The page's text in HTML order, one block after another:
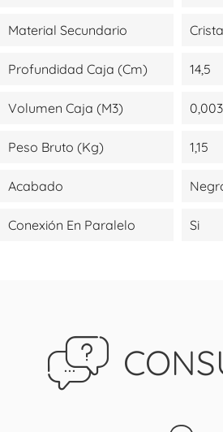
Material Secundario
Profundidad Caja (cm) 14,5
Volumen Caja (m3)
Peso Bruto (kg) 1,15
Acabado
Conexión En Paralelo Si